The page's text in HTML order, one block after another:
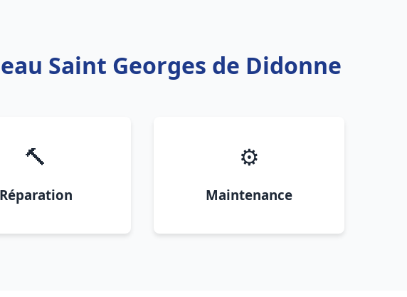
Saint Georges de Didonne
🔨
Réparation
⚙️
Maintenance